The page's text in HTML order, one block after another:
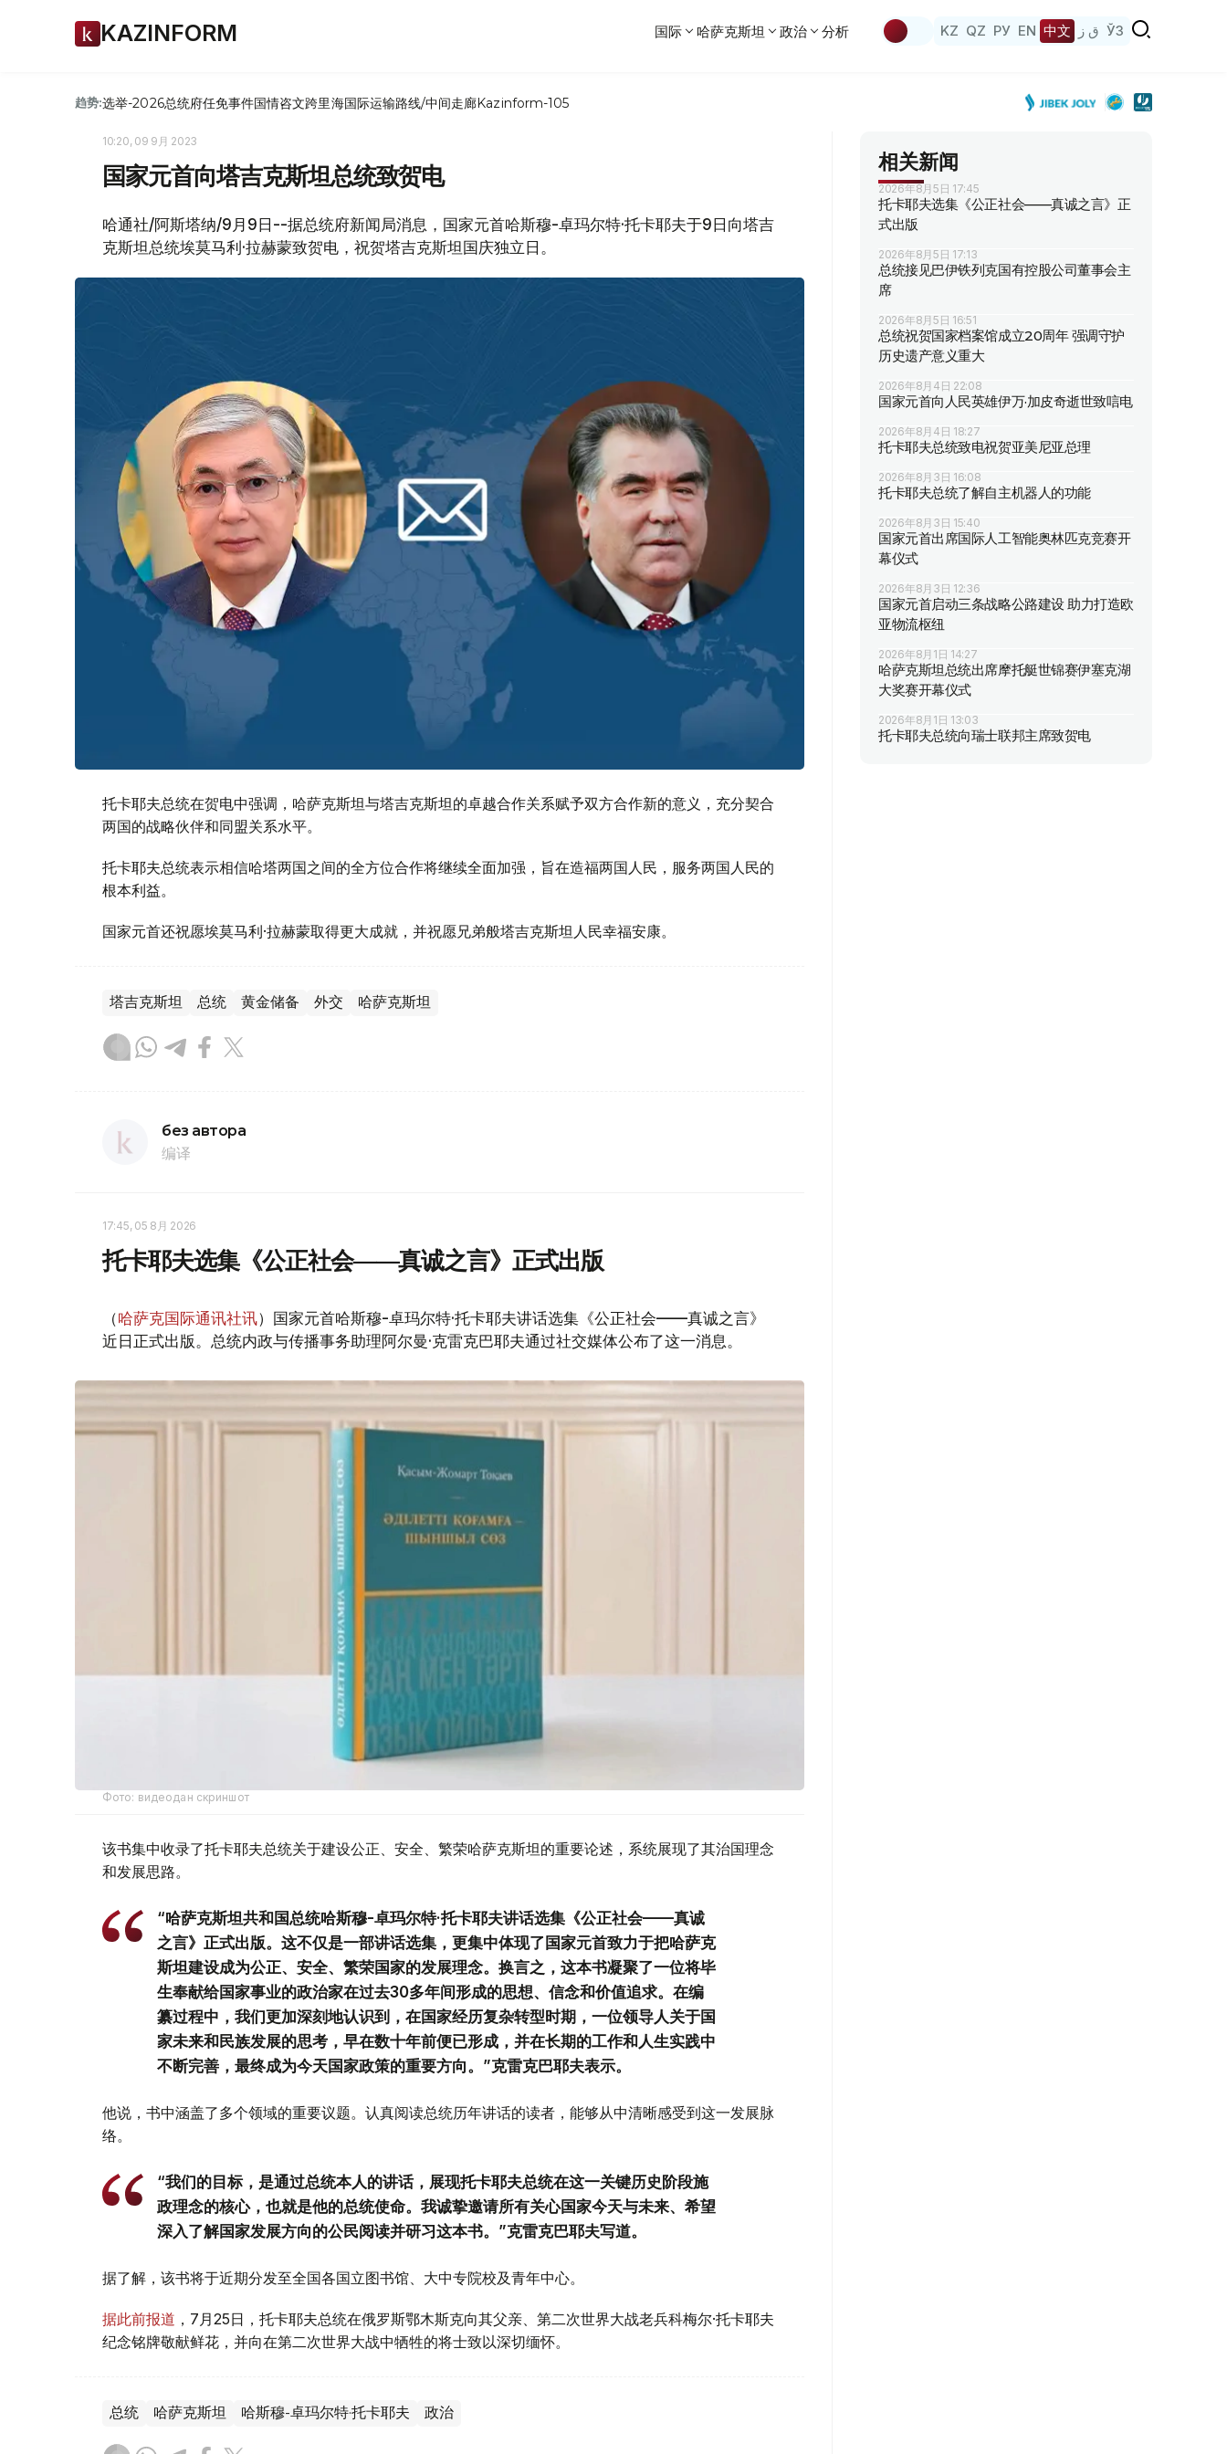
KAZINFORM 国际 哈萨克斯坦 政治 分析 KZ QZ РУ EN 中文 ق ز ЎЗ
趋势:选举-2026总统府任免事件国情咨文跨里海国际运输路线/中间走廊Kazinform-105
10:20, 09 9月 2023
国家元首向塔吉克斯坦总统致贺电
哈通社/阿斯塔纳/9月9日--据总统府新闻局消息，国家元首哈斯穆-卓玛尔特·托卡耶夫于9日向塔吉
克斯坦总统埃莫马利·拉赫蒙致贺电，祝贺塔吉克斯坦国庆独立日。
托卡耶夫总统在贺电中强调，哈萨克斯坦与塔吉克斯坦的卓越合作关系赋予双方合作新的意义，充分契合
两国的战略伙伴和同盟关系水平。
托卡耶夫总统表示相信哈塔两国之间的全方位合作将继续全面加强，旨在造福两国人民，服务两国人民的
根本利益。
国家元首还祝愿埃莫马利·拉赫蒙取得更大成就，并祝愿兄弟般塔吉克斯坦人民幸福安康。
塔吉克斯坦 总统 黄金储备 外交 哈萨克斯坦
без автора
编译
17:45, 05 8月 2026
托卡耶夫选集《公正社会——真诚之言》正式出版
（哈萨克国际通讯社讯）国家元首哈斯穆-卓玛尔特·托卡耶夫讲话选集《公正社会——真诚之言》
近日正式出版。总统内政与传播事务助理阿尔曼·克雷克巴耶夫通过社交媒体公布了这一消息。
Фото: видеодан скриншот
该书集中收录了托卡耶夫总统关于建设公正、安全、繁荣哈萨克斯坦的重要论述，系统展现了其治国理念
和发展思路。
“哈萨克斯坦共和国总统哈斯穆-卓玛尔特·托卡耶夫讲话选集《公正社会——真诚
之言》正式出版。这不仅是一部讲话选集，更集中体现了国家元首致力于把哈萨克
斯坦建设成为公正、安全、繁荣国家的发展理念。换言之，这本书凝聚了一位将毕
生奉献给国家事业的政治家在过去30多年间形成的思想、信念和价值追求。在编
纂过程中，我们更加深刻地认识到，在国家经历复杂转型时期，一位领导人关于国
家未来和民族发展的思考，早在数十年前便已形成，并在长期的工作和人生实践中
不断完善，最终成为今天国家政策的重要方向。”克雷克巴耶夫表示。
他说，书中涵盖了多个领域的重要议题。认真阅读总统历年讲话的读者，能够从中清晰感受到这一发展脉
络。
“我们的目标，是通过总统本人的讲话，展现托卡耶夫总统在这一关键历史阶段施
政理念的核心，也就是他的总统使命。我诚挚邀请所有关心国家今天与未来、希望
深入了解国家发展方向的公民阅读并研习这本书。”克雷克巴耶夫写道。
据了解，该书将于近期分发至全国各国立图书馆、大中专院校及青年中心。
据此前报道 ，7月25日，托卡耶夫总统在俄罗斯鄂木斯克向其父亲、第二次世界大战老兵科梅尔·托卡耶夫
纪念铭牌敬献鲜花，并向在第二次世界大战中牺牲的将士致以深切缅怀。
总统 哈萨克斯坦 哈斯穆-卓玛尔特·托卡耶夫 政治
相关新闻
2026年8月5日 17:45
托卡耶夫选集《公正社会——真诚之言》正
式出版
2026年8月5日 17:13
总统接见巴伊铁列克国有控股公司董事会主
席
2026年8月5日 16:51
总统祝贺国家档案馆成立20周年 强调守护
历史遗产意义重大
2026年8月4日 22:08
国家元首向人民英雄伊万·加皮奇逝世致唁电
2026年8月4日 18:27
托卡耶夫总统致电祝贺亚美尼亚总理
2026年8月3日 16:08
托卡耶夫总统了解自主机器人的功能
2026年8月3日 15:40
国家元首出席国际人工智能奥林匹克竞赛开
幕仪式
2026年8月3日 12:36
国家元首启动三条战略公路建设 助力打造欧
亚物流枢纽
2026年8月1日 14:27
哈萨克斯坦总统出席摩托艇世锦赛伊塞克湖
大奖赛开幕仪式
2026年8月1日 13:03
托卡耶夫总统向瑞士联邦主席致贺电